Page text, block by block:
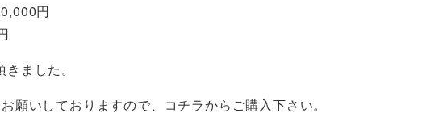
円
ました。
願いしておりますので、コチラからご購入下さい。